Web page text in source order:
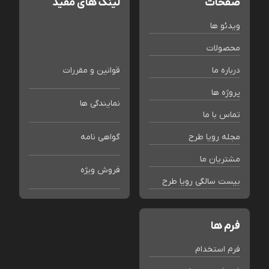
ویدئو ها
محصولات
درباره ما
پروژه ها
تماس با ما
مجله رویا طرح
مشتریان ما
بیست سالگی رویا طرح
قوانین و مقررات
نمایندگی ها
گواهی نامه
فروش ویژه
فرم ها
فرم استخدام